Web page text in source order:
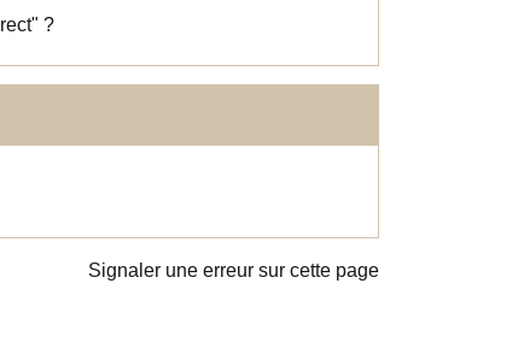
?
Signaler une erreur sur cette page